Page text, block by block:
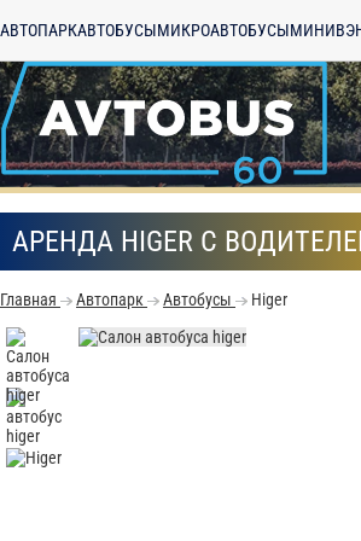
АВТОПАРКАВТОБУСЫМИКРОАВТОБУСЫ
АРЕНДА HIGER С
Главная Автопарк Автобусы Higer